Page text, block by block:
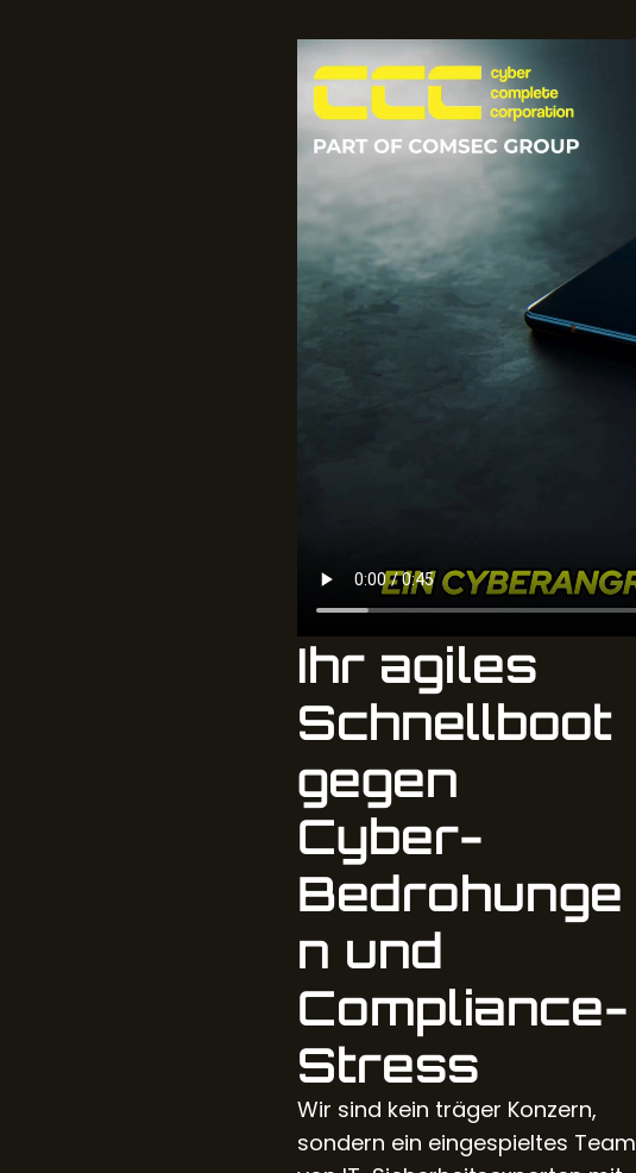
Ihr agiles
Schnellboot
gegen
Cyber-
Bedrohunge
n und
Compliance-
Stress
Wir sind kein träger Konzern,
sondern ein eingespieltes Team